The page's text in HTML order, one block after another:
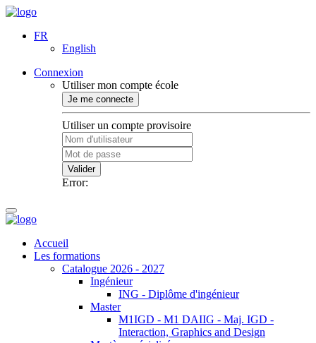
FR
English
Connexion
Utiliser mon compte école
Je me connecte
Utiliser un compte provisoire
Valider
Error:
Accueil
Les formations
Catalogue 2026 - 2027
Ingénieur
ING - Diplôme d'ingénieur
Master
M1IGD - M1 DAIIG - Maj. IGD -
Interaction, Graphics and Design